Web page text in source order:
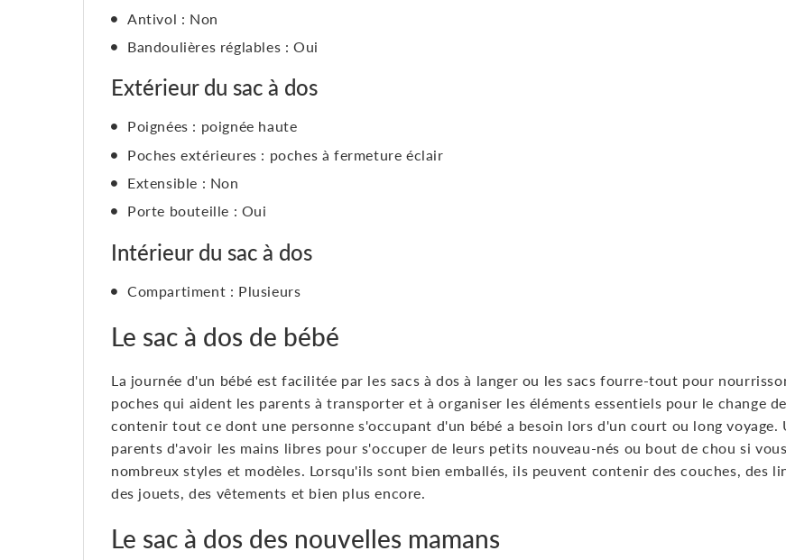
Antivol : Non
Bandoulières réglables : Oui
Extérieur du sac à dos
Poignées : poignée haute
Poches extérieures : poches à fermeture éclair
Extensible : Non
Porte bouteille : Oui
Intérieur du sac à dos
Compartiment : Plusieurs
Le sac à dos de bébé
La journée d'un bébé est facilitée par les sacs à dos à langer ou les sacs fourre-tout pour
poches qui aident les parents à transporter et à organiser les éléments essentiels pour le change
contenir tout ce dont une personne s'occupant d'un bébé a besoin lors d'un court ou long voyage.
parents d'avoir les mains libres pour s'occuper de leurs petits nouveau-nés ou bout de chou si
nombreux styles et modèles. Lorsqu'ils sont bien emballés, ils peuvent contenir des couches, des
des jouets, des vêtements et bien plus encore.
Le sac à dos des nouvelles mamans